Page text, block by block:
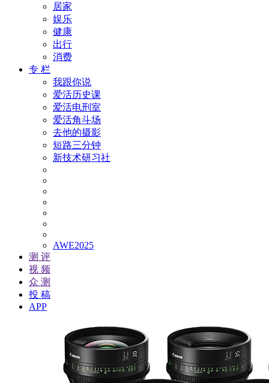
居家
娱乐
健康
出行
消费
专 栏
我跟你说
爱活历史课
爱活电刑室
爱活角斗场
去他的摄影
短路三分钟
新技术研习社
AWE2025
测 评
视 频
众 测
投 稿
APP